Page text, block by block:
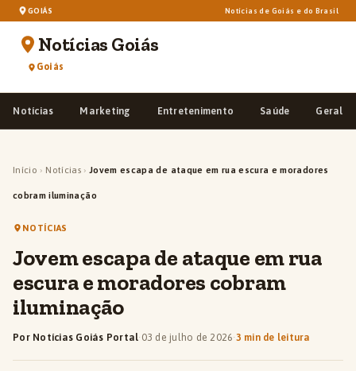
GOIÁS Notícias de Goiás e do Brasil
Notícias Goiás
Goiás
Notícias Marketing Entretenimento Saúde Geral
Início › Notícias › Jovem escapa de ataque em rua escura e moradores
cobram iluminação
NOTÍCIAS
Jovem escapa de ataque em rua
escura e moradores cobram
iluminação
Por Notícias Goiás Portal· 03 de julho de 2026·3 min de leitura